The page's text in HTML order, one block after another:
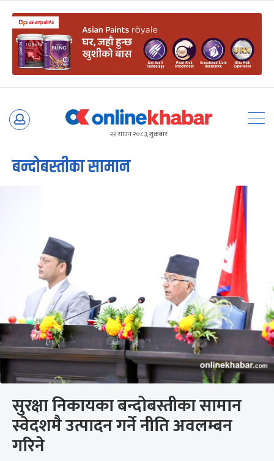
Skip
२२ साउन २०८३, शुक्रबार
बन्दोबस्तीका सामान
सुरक्षा निकायका बन्दोबस्तीका सामान
स्वेदशमै उत्पादन गर्ने नीति अवलम्बन
गरिने